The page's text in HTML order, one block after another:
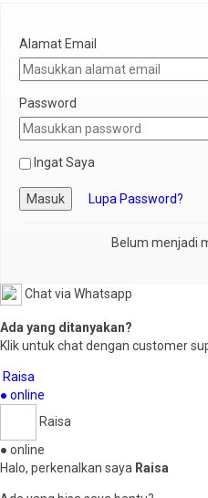
Alamat Email
Password
Ingat Saya
Masuk Lupa Password?
Belum menjadi
Chat via Whatsapp
Ada yang ditanyakan?
Klik untuk chat dengan customer
Raisa
● online
Raisa
● online
Halo, perkenalkan saya Raisa